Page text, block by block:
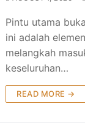
Klasik
Besi Tempa
Klasik
Klasik
Klasik
Besi Klasik
Pintu utama
ini adalah
melangkah
keseluruhan…
READ MORE →